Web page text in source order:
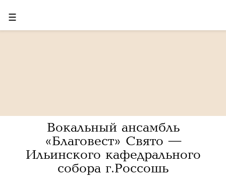
☰
Вокальный ансамбль
«Благовест» Свято —
Ильинского кафедрального
собора г.Россошь